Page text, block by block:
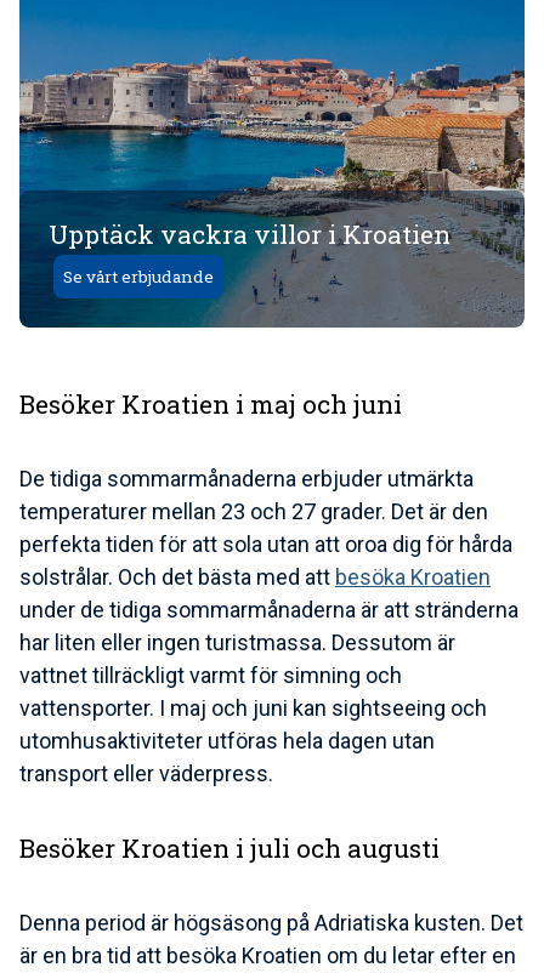
Upptäck vackra villor i Kroatien
Se vårt erbjudande
Besöker Kroatien i maj och juni
De tidiga sommarmånaderna erbjuder utmärkta
temperaturer mellan 23 och 27 grader. Det är den
perfekta tiden för att sola utan att oroa dig för hårda
solstrålar. Och det bästa med att besöka Kroatien
under de tidiga sommarmånaderna är att stränderna
har liten eller ingen turistmassa. Dessutom är
vattnet tillräckligt varmt för simning och
vattensporter. I maj och juni kan sightseeing och
utomhusaktiviteter utföras hela dagen utan
transport eller väderpress.
Besöker Kroatien i juli och augusti
Denna period är högsäsong på Adriatiska kusten. Det
är en bra tid att besöka Kroatien om du letar efter en